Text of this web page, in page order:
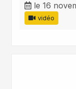
le 16
vidéo